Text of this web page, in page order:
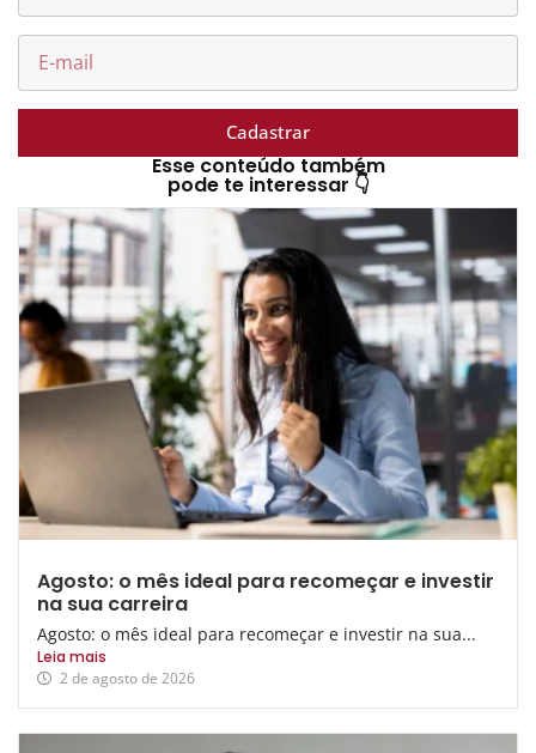
Cadastrar
Esse conteúdo também
pode te interessar 👇
Agosto: o mês ideal para recomeçar e investir
na sua carreira
Agosto: o mês ideal para recomeçar e investir na sua...
Leia mais
2 de agosto de 2026